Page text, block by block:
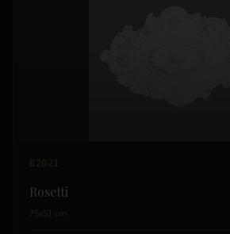
B2021
Rosetti
75x51 cm